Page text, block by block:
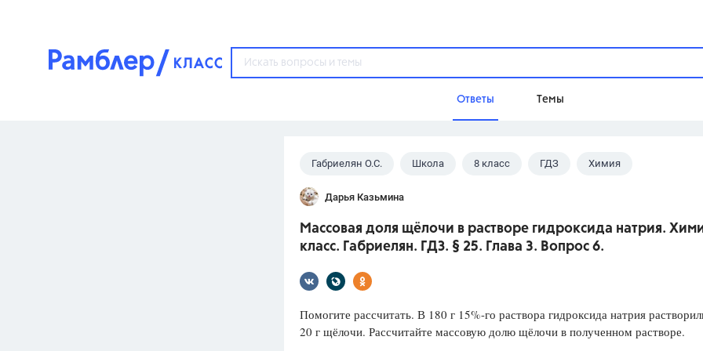
Ответы Темы
Популярные темы
ГДЗ
ОГЭ
ФИПИ
Домашнее задание
Школа
Разумовская М.М.,Габриелян
Габриелян О.С. Школа 8 класс ГДЗ Химия
Дарья Казьмина
Массовая доля щёлочи в растворе гидроксида натрия.
класс. Габриелян. ГДЗ. § 25. Глава 3. Вопрос 6.
Помогите рассчитать. В 180 г 15%-го раствора гидроксида натрия
20 г щёлочи. Рассчитайте массовую долю щёлочи в полученном растворе.